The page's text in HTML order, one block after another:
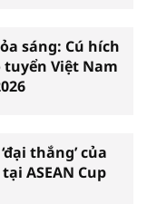
sáng: Cú hích
Việt Nam
thắng’ của
ASEAN Cup